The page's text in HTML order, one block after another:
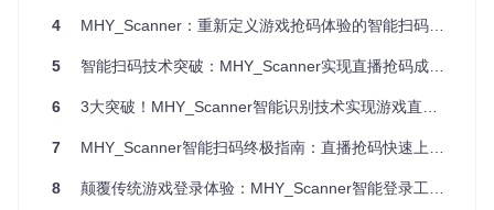
畸变容忍
<15% <35%
光照适应
500-3000lu
识别
别
资源占用 CPU密集型
GPU加速（支持DX11/Open
CL）
4 MHY_Scanner：重新定义游戏抢码体验的智能扫码革新者
5 智能扫码技术突破：MHY_Scanner实现直播抢码成功率85%的底层技术解析
6 3大突破！MHY_Scanner智能识别技术实现游戏直播秒级抢码
7 MHY_Scanner智能扫码终极指南：直播抢码快速上手高效方法
8 颠覆传统游戏登录体验：MHY_Scanner智能登录工具的3大革新